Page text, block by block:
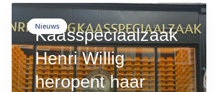
Nieuws
Kaasspeciaalzaak
Henri Willig
heropent haar